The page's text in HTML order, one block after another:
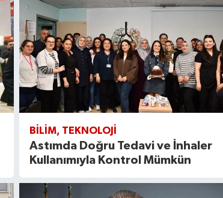
BILIM, TEKNOLOJI
Astımda Doğru Tedavi ve İnhaler
Kullanımıyla Kontrol Mümkün